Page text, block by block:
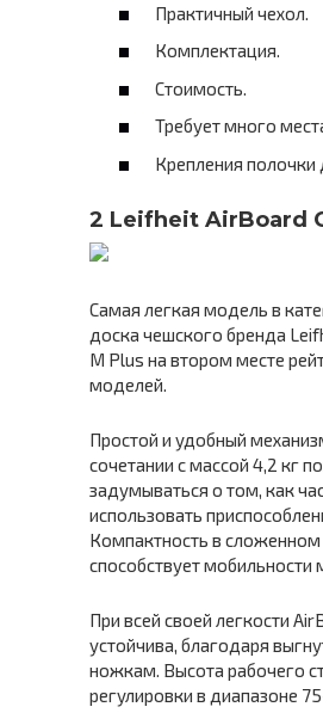
Практичный чехол.
Комплектация.
Стоимость.
Требует много
Крепления полочки
2 Leifheit AirBoard
Самая легкая модель в
доска чешского бренда
M Plus на втором месте
моделей.
Простой и удобный
сочетании с массой 4,2 кг
задумываться о том, как
использовать
Компактность в
способствует мобильности
При всей своей легкости
устойчива, благодаря
ножкам. Высота рабочего
регулировки в диапазоне